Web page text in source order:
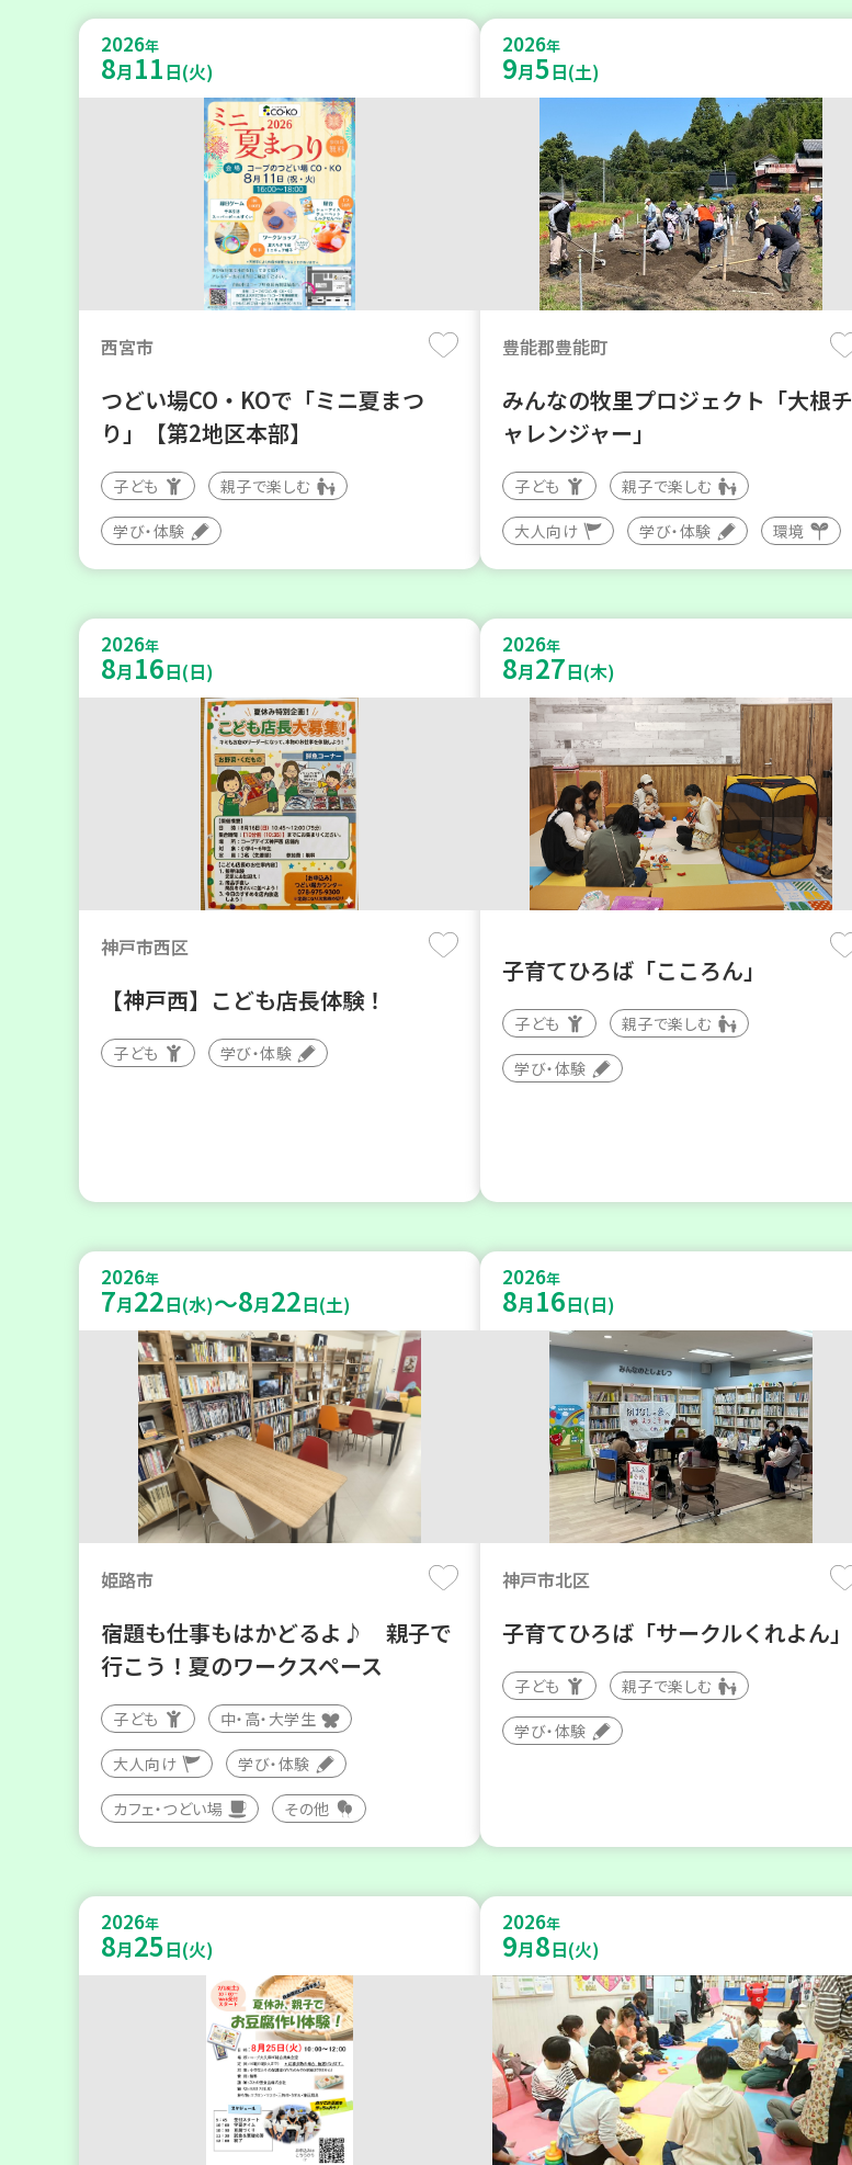
2026年
8月 11日(火)
西宮市
つどい場CO・KOで「ミニ夏まつ
り」【第2地区本部】
子ども 親子で楽しむ
学び・体験
2026年
9月5日(土)
豊能郡豊能町
みんなの牧里プロジェクト「大根チ
ャレンジャー」
子ども 親子で楽しむ
大人向け 学び・体験 環境
2026年
8月 16日(日)
神戸市西区
【神戸西】こども店長体験！
子ども 学び・体験
2026年
8月27日(木)
子育てひろば「こころん」
子ども 親子で楽しむ
学び・体験
2026年
7月22日(水)～8月22日(土)
姫路市
宿題も仕事もはかどるよ♪ 親子で
行こう！夏のワークスペース
子ども 中・高・大学生
大人向け 学び・体験
カフェ・つどい場 その他
2026年
8月 16日(日)
神戸市北区
子育てひろば「サークルくれよん」
子ども 親子で楽しむ
学び・体験
2026年
8月25日(火)
2026年
9月8日(火)